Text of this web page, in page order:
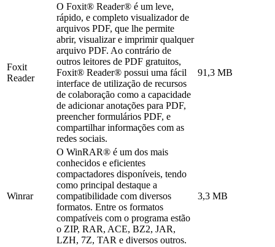
Foxit
Reader
O Foxit® Reader® é um leve,
rápido, e completo visualizador de
arquivos PDF, que lhe permite
abrir, visualizar e imprimir qualquer
arquivo PDF. Ao contrário de
outros leitores de PDF gratuitos,
Foxit® Reader® possui uma fácil
interface de utilização de recursos
de colaboração como a capacidade
de adicionar anotações para PDF,
preencher formulários PDF, e
compartilhar informações com as
redes sociais.
91,3 MB
Winrar
O WinRAR® é um dos mais
conhecidos e eficientes
compactadores disponíveis, tendo
como principal destaque a
compatibilidade com diversos
formatos. Entre os formatos
compatíveis com o programa estão
o ZIP, RAR, ACE, BZ2, JAR,
LZH, 7Z, TAR e diversos outros.
3,3 MB